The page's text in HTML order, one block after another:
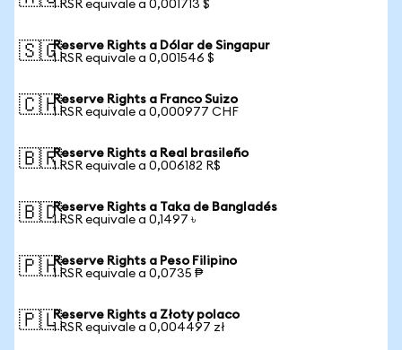
1 RSR equivale a 0,001713 $
🇸🇬Reserve Rights a Dólar de Singapur
1 RSR equivale a 0,001546 $
🇨🇭Reserve Rights a Franco Suizo
1 RSR equivale a 0,000977 CHF
🇧🇷Reserve Rights a Real brasileño
1 RSR equivale a 0,006182 R$
🇧🇩Reserve Rights a Taka de Bangladés
1 RSR equivale a 0,1497 ৳
🇵🇭Reserve Rights a Peso Filipino
1 RSR equivale a 0,0735 ₱
🇵🇱Reserve Rights a Złoty polaco
1 RSR equivale a 0,004497 zł